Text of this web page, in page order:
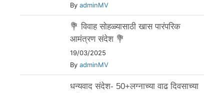
By adminMV
💐 विवाह सोहळ्यासाठी खास पारंपरिक
आमंत्रण संदेश 💐
19/03/2025
By adminMV
धन्यवाद संदेश- 50+लग्नाच्या वाढ दिवसाच्या